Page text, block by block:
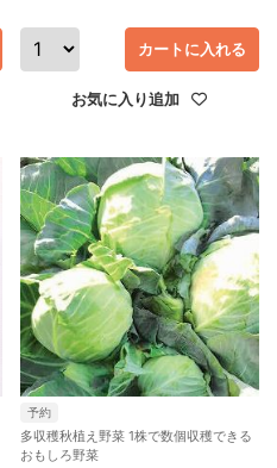
お気に入り追加
カートに入れる
予約
多収穫秋植え野菜 1株で数個収穫できる
おもしろ野菜